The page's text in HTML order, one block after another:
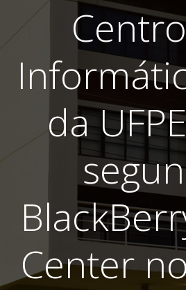
da
Center